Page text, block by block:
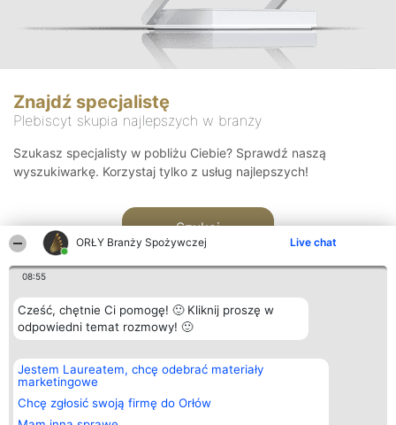
ORŁY Branży Spożywczej Live chat
08:55
Cześć, chętnie Ci pomogę! 🙂 Kliknij proszę w
odpowiedni temat rozmowy! 🙂
Jestem Laureatem, chcę odebrać materiały
marketingowe
Chcę zgłosić swoją firmę do Orłów
Znajdź specjalistę
Plebiscyt skupia najlepszych w branży
Szukasz specjalisty w pobliżu Ciebie? Sprawdź naszą
wyszukiwarkę. Korzystaj tylko z usług najlepszych!
Szukaj
Organizator plebiscytu
Bright Side Solutions sp. z o.
o. sp. k.
ul. Ruska 22
Wrocław 50-079
Plebiscyt
Laureaci
wszystkich
Laureatów
Kontakt
Kontakt